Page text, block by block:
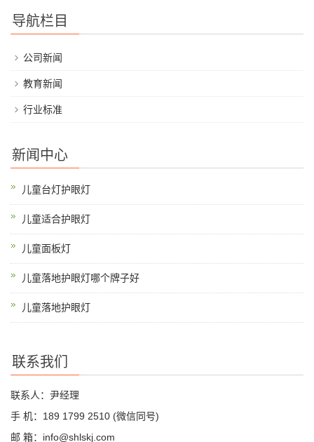
导航栏目
公司新闻
教育新闻
行业标准
新闻中心
儿童台灯护眼灯
儿童适合护眼灯
儿童面板灯
儿童落地护眼灯哪个牌子好
儿童落地护眼灯
联系我们
联系人：尹经理
手 机：189 1799 2510 (微信同号)
邮 箱：info@shlskj.com